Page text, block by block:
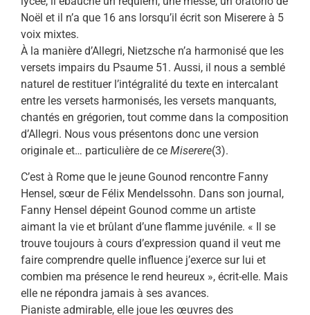
Noël et il n’a que 16 ans lorsqu’il écrit son Miserere à 5
voix mixtes.
À la manière d’Allegri, Nietzsche n’a harmonisé que les
versets impairs du Psaume 51. Aussi, il nous a semblé
naturel de restituer l’intégralité du texte en intercalant
entre les versets harmonisés, les versets manquants,
chantés en grégorien, tout comme dans la composition
d’Allegri. Nous vous présentons donc une version
originale et… particulière de ce Miserere(3).
C’est à Rome que le jeune Gounod rencontre Fanny
Hensel, sœur de Félix Mendelssohn. Dans son journal,
Fanny Hensel dépeint Gounod comme un artiste
aimant la vie et brûlant d’une flamme juvénile. « Il se
trouve toujours à cours d’expression quand il veut me
faire comprendre quelle influence j’exerce sur lui et
combien ma présence le rend heureux », écrit-elle. Mais
elle ne répondra jamais à ses avances.
Pianiste admirable, elle joue les œuvres des